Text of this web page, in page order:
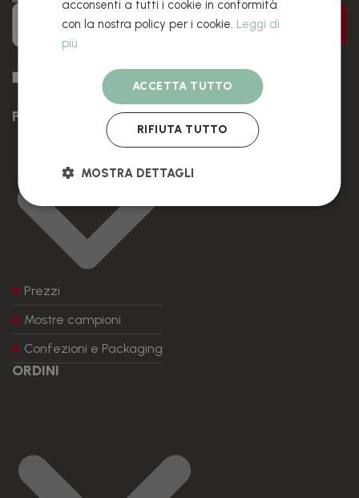
Accetto di ricevere promozioni, sconti e novità via e-mail.
PRODOTTI
Prezzi
Mostre campioni
Confezioni e Packaging
ORDINI
acconsenti a tutti i cookie in conformità
con la nostra policy per i cookie. Leggi di
più
ACCETTA TUTTO
RIFIUTA TUTTO
MOSTRA DETTAGLI